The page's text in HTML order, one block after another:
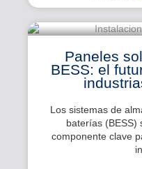
Paneles
BESS: el
Los sistemas de
baterías (BESS)
componente clave